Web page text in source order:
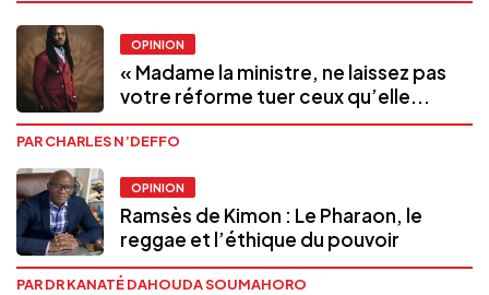
OPINION
« Madame la ministre, ne laissez pas
votre réforme tuer ceux qu’elle...
PAR CHARLES N’DEFFO
OPINION
Ramsès de Kimon : Le Pharaon, le
reggae et l’éthique du pouvoir
PAR DR KANATÉ DAHOUDA SOUMAHORO